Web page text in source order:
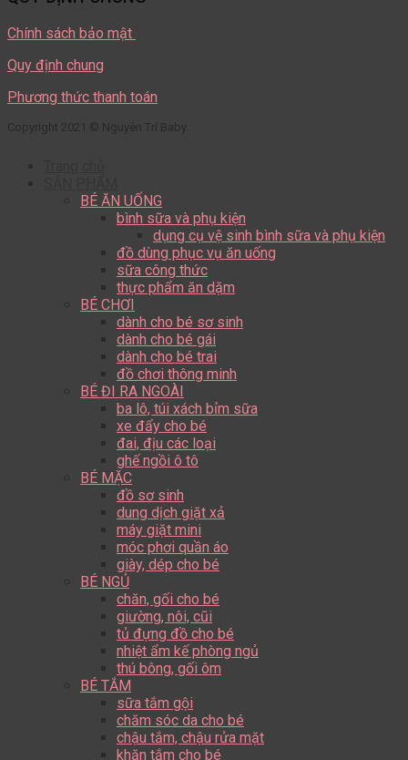
Chính sách bảo mật
Quy định chung
Phương thức thanh toán
Copyright 2021 © Nguyên Trí Baby.
BÉ ĂN UỐNG
bình sữa và phụ kiện
dụng cụ vệ sinh bình sữa và phụ kiện
đồ dùng phục vụ ăn uống
sữa công thức
thực phẩm ăn dặm
BÉ CHƠI
dành cho bé sơ sinh
dành cho bé gái
dành cho bé trai
đồ chơi thông minh
BÉ ĐI RA NGOÀI
ba lô, túi xách bỉm sữa
xe đẩy cho bé
đai, địu các loại
ghế ngồi ô tô
BÉ MẶC
đồ sơ sinh
dung dịch giặt xả
máy giặt mini
móc phơi quần áo
giày, dép cho bé
BÉ NGỦ
chăn, gối cho bé
giường, nôi, cũi
tủ đựng đồ cho bé
nhiệt ẩm kế phòng ngủ
thú bông, gối ôm
BÉ TẮM
sữa tắm gội
chăm sóc da cho bé
chậu tắm, chậu rửa mặt
khăn tắm cho bé